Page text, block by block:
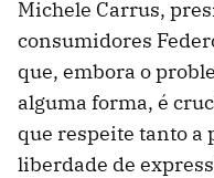
Michele Carrus,
consumidores
que, embora o
alguma forma, é
que respeite tanto a
liberdade de